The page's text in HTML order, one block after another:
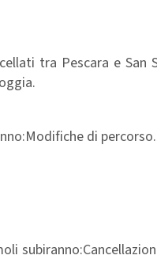
tra Pescara e San
di percorso.